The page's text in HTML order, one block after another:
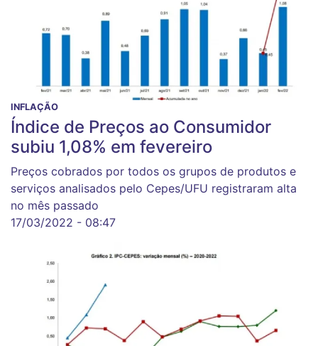
INFLAÇÃO
Índice de Preços ao Consumidor
subiu 1,08% em fevereiro
Preços cobrados por todos os grupos de produtos e
serviços analisados pelo Cepes/UFU registraram alta
no mês passado
17/03/2022 - 08:47